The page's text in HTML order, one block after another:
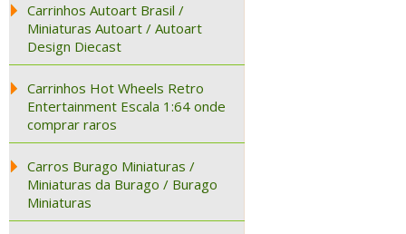
Carrinhos Autoart Brasil /
Miniaturas Autoart / Autoart
Design Diecast
Carrinhos Hot Wheels Retro
Entertainment Escala 1:64 onde
comprar raros
Carros Burago Miniaturas /
Miniaturas da Burago / Burago
Miniaturas